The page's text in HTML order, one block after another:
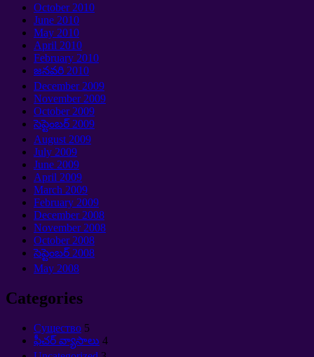
October2010
June 2010
May 2010
April 2010
February 2010
జనవరి 2010
December2009
November2009
October2009
సెప్టెంబర్ 2009
August 2009
July 2009
June 2009
April 2009
March 2009
February 2009
December2008
November2008
October2008
సెప్టెంబర్ 2008
May 2008
Categories
Cущество 5
ఫీచర్ వ్యాసాలు 4